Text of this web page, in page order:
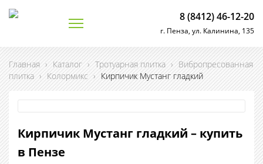
8 (8412) 46-12-20
г. Пенза, ул. Калинина, 135
Главная › Каталог › Тротуарная плитка › Вибропресованная
плитка › Колормикс › Кирпичик Мустанг гладкий
Кирпичик Мустанг гладкий – купить
в Пензе